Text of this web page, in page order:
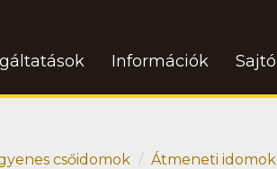
Információk Sajtó
csőidomok
Átmeneti idomok